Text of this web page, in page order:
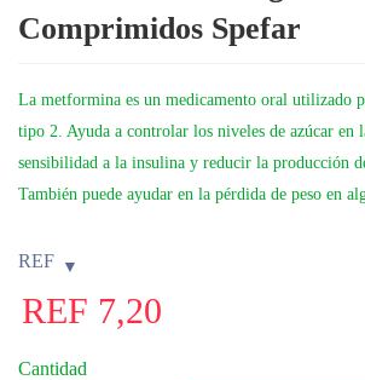
Comprimidos Spefar
La metformina es un medicamento oral utilizado
tipo 2. Ayuda a controlar los niveles de azúcar en
sensibilidad a la insulina y reducir la producción
También puede ayudar en la pérdida de peso en
REF
REF 7,20
Cantidad